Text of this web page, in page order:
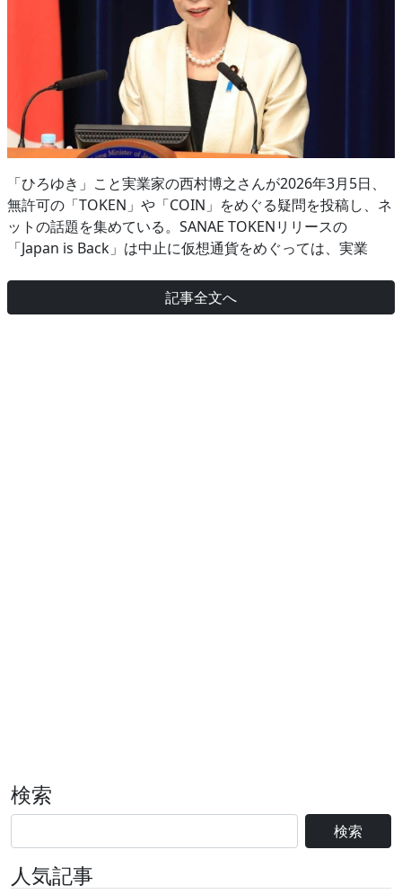
「ひろゆき」こと実業家の西村博之さんが2026年3月5日、
無許可の「TOKEN」や「COIN」をめぐる疑問を投稿し、ネ
ットの話題を集めている。SANAE TOKENリリースの
「Japan is Back」は中止に仮想通貨をめぐっては、実業
記事全文へ
検索
検索
人気記事